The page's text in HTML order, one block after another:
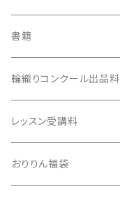
用具
生成り麻ひも
習熟コースキット
安価版キット
100均活用キット
書籍
輪織りコンクール出品料
レッスン受講料
おりりん福袋